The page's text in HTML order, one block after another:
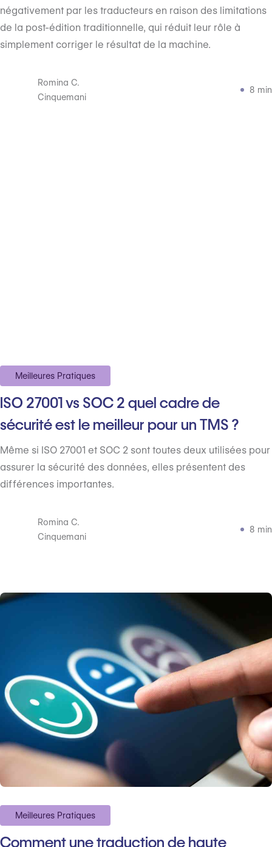
négativement par les traducteurs en raison des limitations
de la post-édition traditionnelle, qui réduit leur rôle à
simplement corriger le résultat de la machine.
Romina C.
Cinquemani
8 min
Meilleures Pratiques
ISO 27001 vs SOC 2 quel cadre de
sécurité est le meilleur pour un TMS ?
Même si ISO 27001 et SOC 2 sont toutes deux utilisées pour
assurer la sécurité des données, elles présentent des
différences importantes.
Romina C.
Cinquemani
8 min
Meilleures Pratiques
Comment une traduction de haute